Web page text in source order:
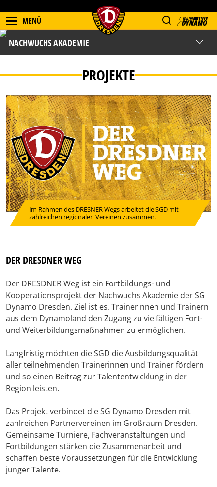
MENÜ
NACHWUCHS AKADEMIE
PROJEKTE
Im Rahmen des DRESNER Wegs arbeitet die SGD mit
zahlreichen regionalen Vereinen zusammen.
DER DRESDNER WEG
Der DRESDNER Weg ist ein Fortbildungs- und
Kooperationsprojekt der Nachwuchs Akademie der SG
Dynamo Dresden. Ziel ist es, Trainerinnen und Trainern
aus dem Dynamoland den Zugang zu vielfältigen Fort-
und Weiterbildungsmaßnahmen zu ermöglichen.
Langfristig möchten die SGD die Ausbildungsqualität
aller teilnehmenden Trainerinnen und Trainer fördern
und so einen Beitrag zur Talententwicklung in der
Region leisten.
Das Projekt verbindet die SG Dynamo Dresden mit
zahlreichen Partnervereinen im Großraum Dresden.
Gemeinsame Turniere, Fachveranstaltungen und
Fortbildungen stärken die Zusammenarbeit und
schaffen beste Voraussetzungen für die Entwicklung
junger Talente.